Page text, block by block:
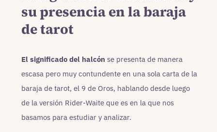
su presencia en la baraja
de tarot
El significado del halcón se presenta de manera
escasa pero muy contundente en una sola carta de la
baraja de tarot, el 9 de Oros, hablando desde luego
de la versión Rider-Waite que es en la que nos
basamos para estudiar y analizar.